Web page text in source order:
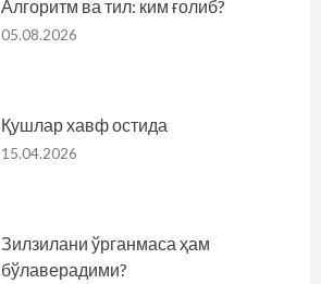
Алгоритм ва тил: ким ғолиб?
05.08.2026
Қушлар хавф остида
15.04.2026
Зилзилани ўрганмаса ҳам
бўлаверадими?